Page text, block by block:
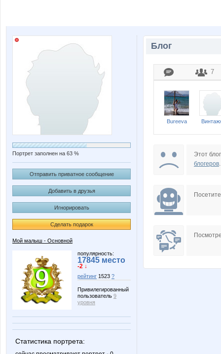
Портрет заполнен на 63 %
Отправить приватное сообщение
Добавить в друзья
Игнорировать
Сделать подарок
Мой малыш - Основной
популярность:
17845 место
-2 ↓
рейтинг 1523 ?
Привилегированный
пользователь 9
уровня
Статистика портрета:
Блог
7
Bureeva
Этот
блогеров.